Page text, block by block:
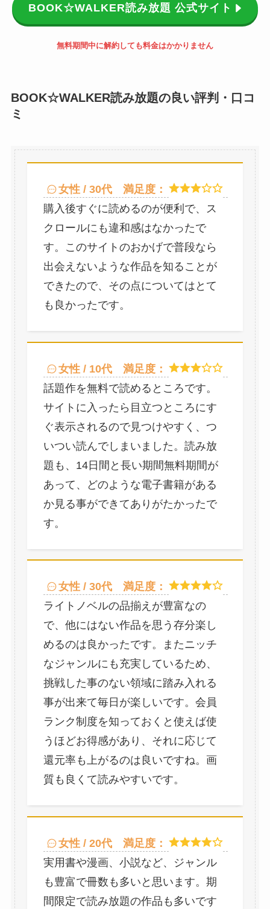
BOOK☆WALKER読み放題 公式サイト
無料期間中に解約しても料金はかかりません
BOOK☆WALKER読み放題の良い評判・口コ
ミ
女性 / 30代
満足度：
購入後すぐに読めるのが便利で、ス
クロールにも違和感はなかったで
す。このサイトのおかげで普段なら
出会えないような作品を知ることが
できたので、その点についてはとて
も良かったです。
女性 / 10代
満足度：
話題作を無料で読めるところです。
サイトに入ったら目立つところにす
ぐ表示されるので見つけやすく、つ
いつい読んでしまいました。読み放
題も、14日間と長い期間無料期間が
あって、どのような電子書籍がある
か見る事ができてありがたかったで
す。
女性 / 30代
満足度：
ライトノベルの品揃えが豊富なの
で、他にはない作品を思う存分楽し
めるのは良かったです。またニッチ
なジャンルにも充実しているため、
挑戦した事のない領域に踏み入れる
事が出来て毎日が楽しいです。会員
ランク制度を知っておくと使えば使
うほどお得感があり、それに応じて
還元率も上がるのは良いですね。画
質も良くて読みやすいです。
女性 / 20代
満足度：
実用書や漫画、小説など、ジャンル
も豊富で冊数も多いと思います。期
間限定で読み放題の作品も多いです